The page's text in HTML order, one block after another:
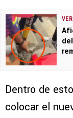
Dentro de
colocar el